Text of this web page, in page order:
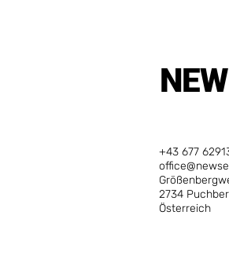
+43 677
2734
Österreich